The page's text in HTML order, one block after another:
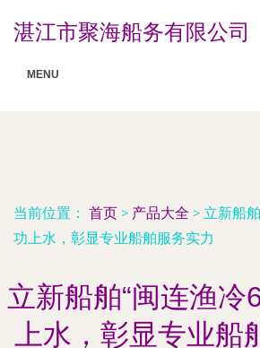
湛江市聚海船务有限公司
MENU
当前位置： 首页 > 产品大全 > 立新船
功上水，彰显专业船舶服务实力
立新船舶“闽连渔冷
上水，彰显专业船